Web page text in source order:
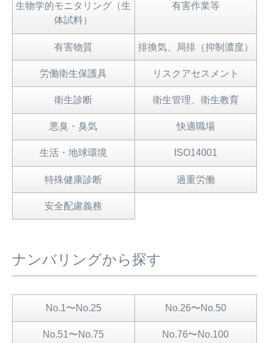
生物学的モニタリング（生
体試料）
有害作業等
有害物質 排換気、局排（抑制濃度）
労働衛生保護具 リスクアセスメント
衛生診断 衛生管理、衛生教育
悪臭・臭気 快適職場
生活・地球環境 ISO14001
特殊健康診断 過重労働
安全配慮義務
ナンバリングから探す
No.1〜No.25 No.26〜No.50
No.51〜No.75 No.76〜No.100